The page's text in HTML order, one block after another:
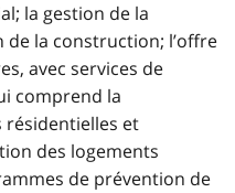
la gestion de la
la construction; l’offre
avec services de
comprend la
et
des logements
de prévention de